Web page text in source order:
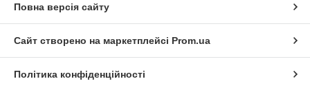
Повна версія сайту
Сайт створено на маркетплейсі Prom.ua
Політика конфіденційності